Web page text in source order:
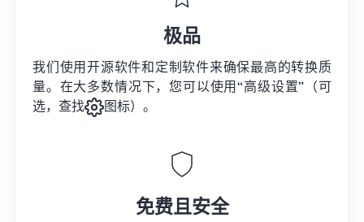
极品
我们使用开源软件和定制软件来确保最高的转换质
量。在大多数情况下，您可以使用“高级设置”（可
选，查找
图标）。
免费且安全